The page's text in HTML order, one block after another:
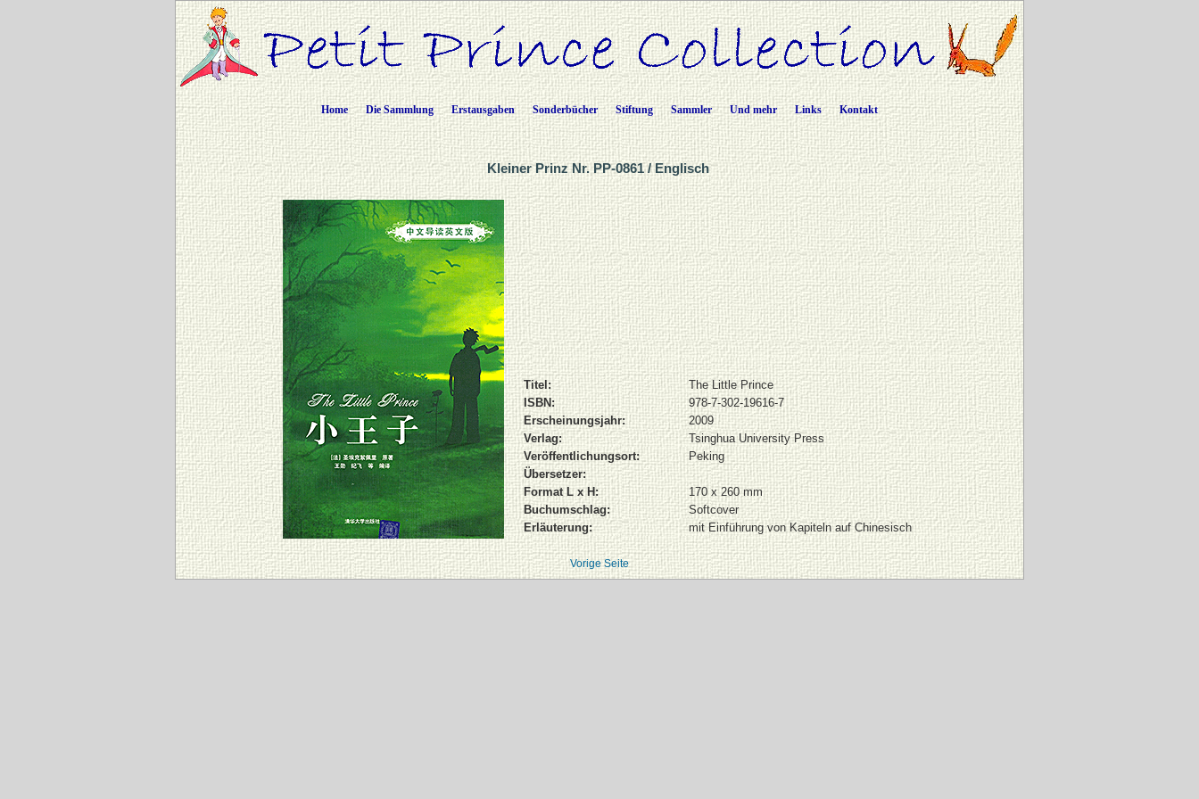
Home Die Sammlung Erstausgaben Sonderbücher Stiftung Sammler Und mehr Links Kontakt
Kleiner Prinz Nr. PP-0861 / Englisch
Titel:
The Little Prince
ISBN:
978-7-302-19616-7
Erscheinungsjahr:
2009
Verlag:
Tsinghua University Press
Veröffentlichungsort:
Peking
Übersetzer:
Format L x H:
170 x 260 mm
Buchumschlag:
Softcover
Erläuterung:
mit Einführung von Kapiteln auf Chinesisch
Vorige Seite